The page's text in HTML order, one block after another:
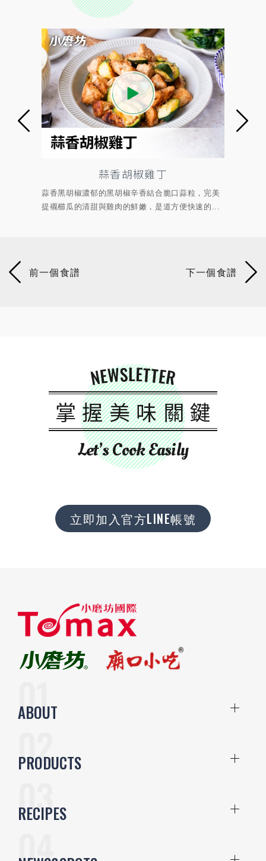
結合脆口蒜粒，完美
，是道方便快速的...
拌以孜然風味料、宮保辣椒段、香菜大火快炒
現孜然粗曠、濃郁的鹹香、焙烤辣椒段的熟香
NEWSLETTER
掌握美味關鍵
Let’s Cook Easily
立即加入官方LINE帳號
ABOUT
PRODUCTS
RECIPES